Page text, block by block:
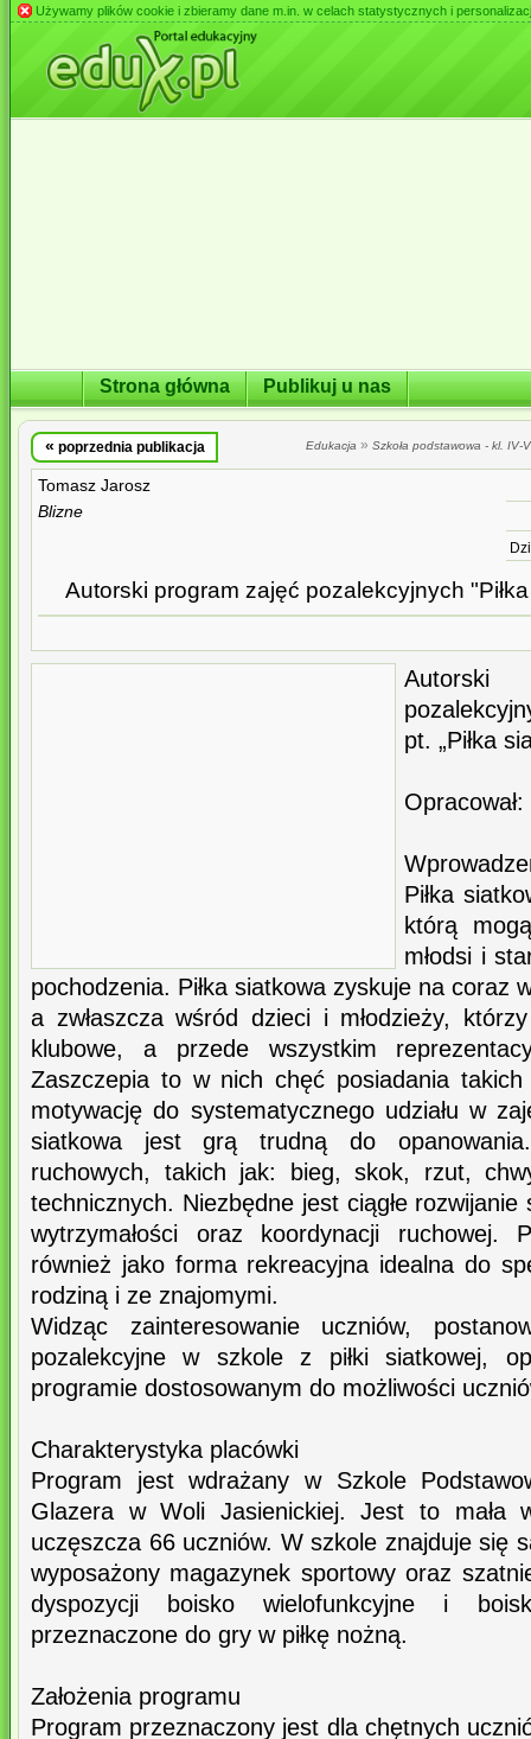
Używamy plików cookie i zbieramy dane m.in. w celach statystycznych i
Strona główna Publikuj u nas
« poprzednia publikacja Edukacja » Szkoła podstawowa - kl. IV-
Tomasz Jarosz
Blizne
Autorski program zajęć pozalekcyjnych
pt. „Piłka
Piłka
którą
młodsi i
pochodzenia. Piłka siatkowa zyskuje na coraz
a zwłaszcza wśród dzieci i młodzieży,
klubowe, a przede wszystkim
Zaszczepia to w nich chęć posiadania
motywację do systematycznego udziału w
siatkowa jest grą trudną do
ruchowych, takich jak: bieg, skok, rzut,
technicznych. Niezbędne jest ciągłe rozwijanie
wytrzymałości oraz koordynacji ruchowej.
również jako forma rekreacyjna idealna do
rodziną i ze znajomymi.
Widząc zainteresowanie uczniów,
pozalekcyjne w szkole z piłki siatkowej,
programie dostosowanym do możliwości
Charakterystyka placówki
Program jest wdrażany w Szkole
Glazera w Woli Jasienickiej. Jest to mała
uczęszcza 66 uczniów. W szkole znajduje się
wyposażony magazynek sportowy oraz
dyspozycji boisko wielofunkcyjne i
przeznaczone do gry w piłkę nożną.
Założenia programu
Program przeznaczony jest dla chętnych